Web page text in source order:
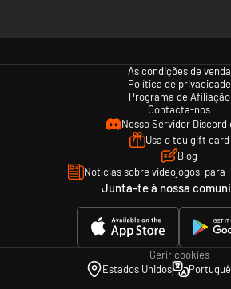
As condições de venda
Política de privacidade
Programa de Afiliação
Contacta-nos
Nosso Servidor Discord
Usa o teu gift card
Blog
Notícias sobre videojogos, para
Junta-te à nossa
Gerir cookies
Estados Unidos